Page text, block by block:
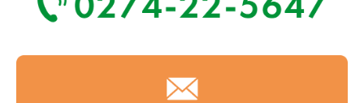
予算・事業報告・決算報告